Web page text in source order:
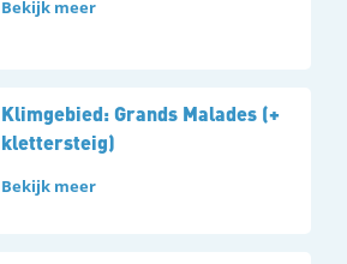
Bekijk meer
Klimgebied: Grands Malades (+
klettersteig)
Bekijk meer